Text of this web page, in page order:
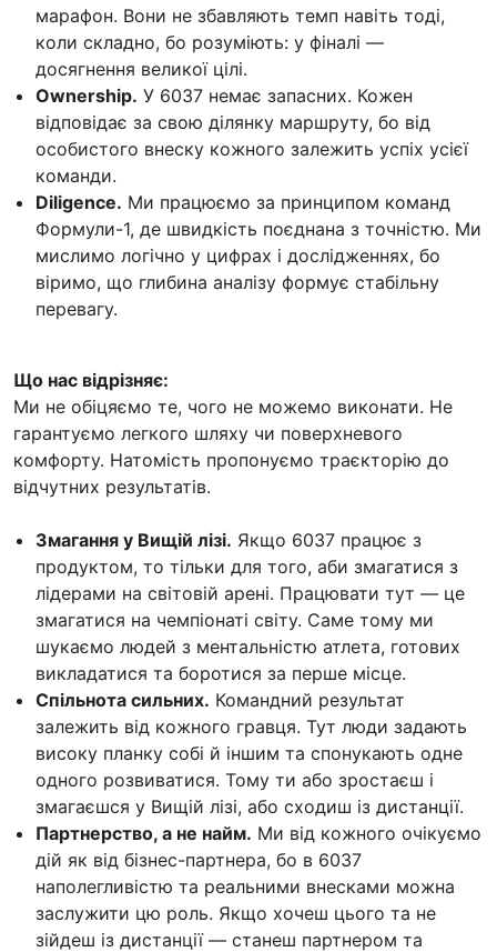
марафон. Вони не збавляють темп навіть тоді,
коли складно, бо розуміють: у фіналі —
досягнення великої цілі.
Ownership. У 6037 немає запасних. Кожен
відповідає за свою ділянку маршруту, бо від
особистого внеску кожного залежить успіх усієї
команди.
Diligence. Ми працюємо за принципом команд
Формули-1, де швидкість поєднана з точністю. Ми
мислимо логічно у цифрах і дослідженнях, бо
віримо, що глибина аналізу формує стабільну
перевагу.
Що нас відрізняє:
Ми не обіцяємо те, чого не можемо виконати. Не
гарантуємо легкого шляху чи поверхневого
комфорту. Натомість пропонуємо траєкторію до
відчутних результатів.
Змагання у Вищій лізі. Якщо 6037 працює з
продуктом, то тільки для того, аби змагатися з
лідерами на світовій арені. Працювати тут — це
змагатися на чемпіонаті світу. Саме тому ми
шукаємо людей з ментальністю атлета, готових
викладатися та боротися за перше місце.
Спільнота сильних. Командний результат
залежить від кожного гравця. Тут люди задають
високу планку собі й іншим та спонукають одне
одного розвиватися. Тому ти або зростаєш і
змагаєшся у Вищій лізі, або сходиш із дистанції.
Партнерство, а не найм. Ми від кожного очікуємо
дій як від бізнес-партнера, бо в 6037
наполегливістю та реальними внесками можна
заслужити цю роль. Якщо хочеш цього та не
зійдеш із дистанції — станеш партнером та